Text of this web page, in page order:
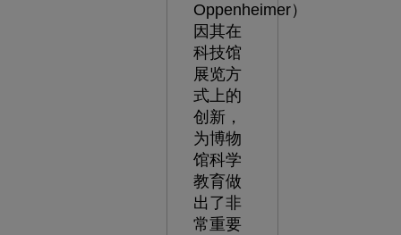
Oppenheimer）
因其在
科技馆
展览方
式上的
创新，
为博物
馆科学
教育做
出了非
常重要